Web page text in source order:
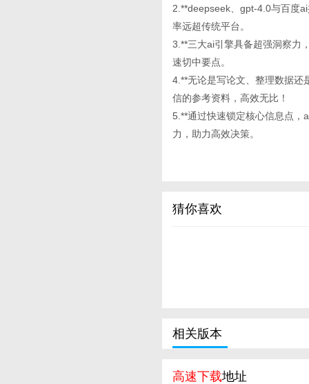
2.**deepseek、gpt-4.0与百度
率远超传统平台。
3.**三大ai引擎具备超强洞察力
速切中要点。
4.**无论是写论文、整理数据
信的参考资料，高效无比！
5.**通过快速锁定核心信息点，
力，助力高效决策。
猜你喜欢
相关版本
高速下载地址